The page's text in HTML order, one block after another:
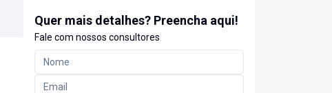
Quer mais detalhes? Preencha aqui!
Fale com nossos consultores